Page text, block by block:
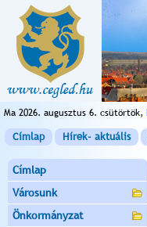
Ma 2026. augusztus 6. csütörtök,
Címlap Hírek- aktuális
Címlap
Városunk
Önkormányzat